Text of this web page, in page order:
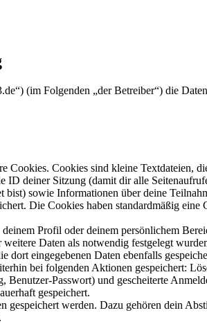
(im Folgenden „der Betreiber“) die
Cookies. Cookies sind kleine Textdateien,
deiner Sitzung (damit dir alle
sowie Informationen über deine
Die Cookies haben standardmäßig
Profil oder deinem persönlichem
Daten als notwendig festgelegt
dort eingegebenen Daten ebenfalls
bei folgenden Aktionen gespeichert:
Passwort) und gescheiterte
gespeichert.
werden. Dazu gehören dein